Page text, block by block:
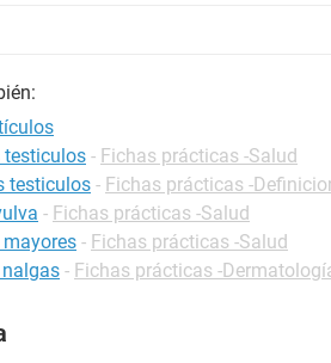
testiculos - Fichas prácticas -Salud
testiculos - Fichas prácticas -
- Fichas prácticas -Salud
- Fichas prácticas -Salud
- Fichas prácticas -